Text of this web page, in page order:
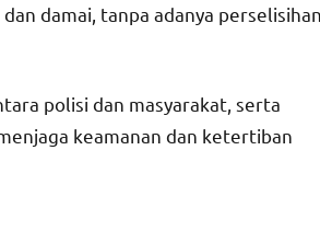
damai, tanpa adanya
polisi dan masyarakat, serta
keamanan dan ketertiban